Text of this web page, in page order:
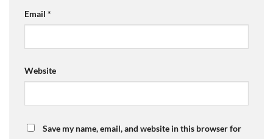
Email *
Website
Save my name, email, and website in this browser for